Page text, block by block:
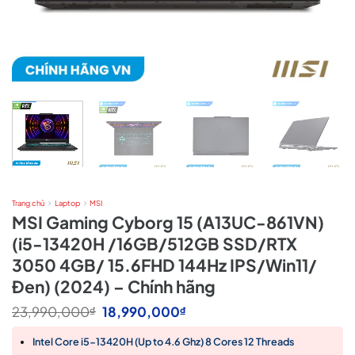
Trang chủ Laptop MSI
MSI Gaming Cyborg 15 (A13UC-861VN)
(i5-13420H /16GB/512GB SSD/RTX
3050 4GB/ 15.6FHD 144Hz IPS/Win11/
Đen) (2024) – Chính hãng
23,990,000₫ Giá
gốc
là:
23,990,000₫.
18,990,000₫Giá
tại
là:
Intel Core i5-13420H (Up to 4.6 Ghz) 8 Cores 12 Threads